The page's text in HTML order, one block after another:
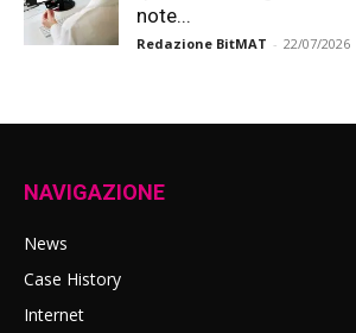
note...
Redazione BitMAT - 22/07/2026
NAVIGAZIONE
News
Case History
Internet